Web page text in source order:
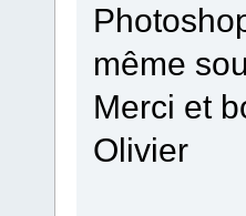
même
Merci et
Olivier